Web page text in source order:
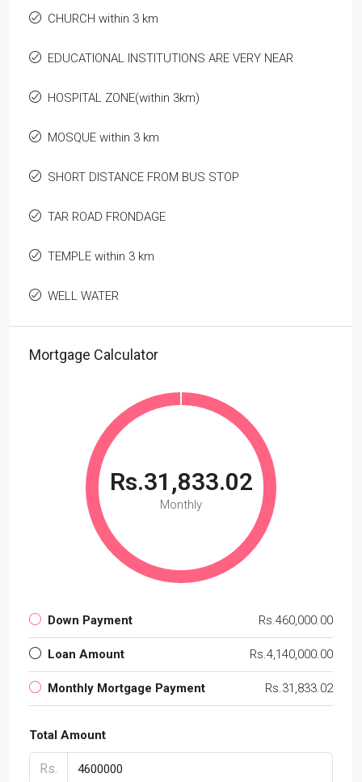
CHURCH within 3 km
EDUCATIONAL INSTITUTIONS ARE VERY NEAR
HOSPITAL ZONE(within 3km)
MOSQUE within 3 km
SHORT DISTANCE FROM BUS STOP
TAR ROAD FRONDAGE
TEMPLE within 3 km
WELL WATER
Mortgage Calculator
Rs.31,833.02
Monthly
Down Payment Rs.460,000.00
Loan Amount Rs.4,140,000.00
Monthly Mortgage Payment Rs.31,833.02
Total Amount
Rs.